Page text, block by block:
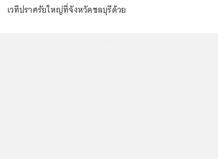
เวทีปราศรัยใหญ่ที่จังหวัดชลบุรีด้วย